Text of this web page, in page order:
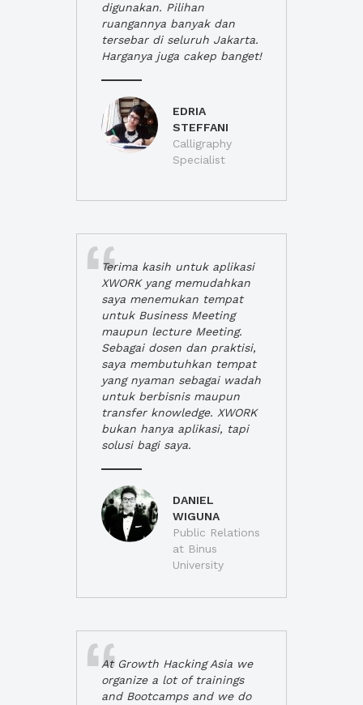
digunakan. Pilihan
ruangannya banyak dan
tersebar di seluruh Jakarta.
Harganya juga cakep banget!
EDRIA
STEFFANI
Calligraphy
Specialist
Terima kasih untuk aplikasi
XWORK yang memudahkan
saya menemukan tempat
untuk Business Meeting
maupun lecture Meeting.
Sebagai dosen dan praktisi,
saya membutuhkan tempat
yang nyaman sebagai wadah
untuk berbisnis maupun
transfer knowledge. XWORK
bukan hanya aplikasi, tapi
solusi bagi saya.
DANIEL
WIGUNA
Public Relations
at Binus
University
At Growth Hacking Asia we
organize a lot of trainings
and Bootcamps and we do